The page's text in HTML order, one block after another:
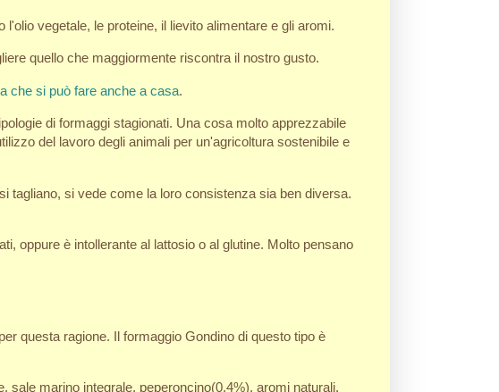
vegetale, le proteine, il lievito alimentare e gli aromi.
quello che maggiormente riscontra il nostro gusto.
che si può fare anche a casa.
di formaggi stagionati. Una cosa molto apprezzabile
del lavoro degli animali per un'agricoltura sostenibile e
tagliano, si vede come la loro consistenza sia ben diversa.
oppure è intollerante al lattosio o al glutine. Molto pensano
per questa ragione. Il formaggio Gondino di questo tipo è
sale marino integrale, peperoncino(0,4%), aromi naturali.